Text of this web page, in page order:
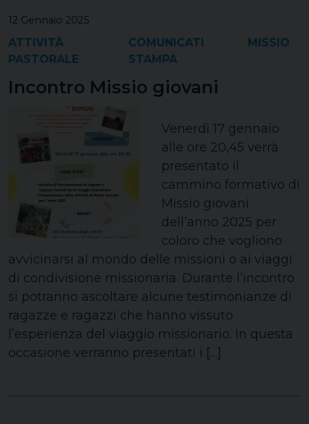
12 Gennaio 2025
ATTIVITÀ
PASTORALE
COMUNICATI
STAMPA
MISSIO
Incontro Missio giovani
Venerdì 17 gennaio
alle ore 20,45 verrà
presentato il
cammino formativo di
Missio giovani
dell’anno 2025 per
coloro che vogliono
avvicinarsi al mondo delle missioni o ai viaggi
di condivisione missionaria. Durante l’incontro
si potranno ascoltare alcune testimonianze di
ragazze e ragazzi che hanno vissuto
l’esperienza del viaggio missionario. In questa
occasione verranno presentati i […]